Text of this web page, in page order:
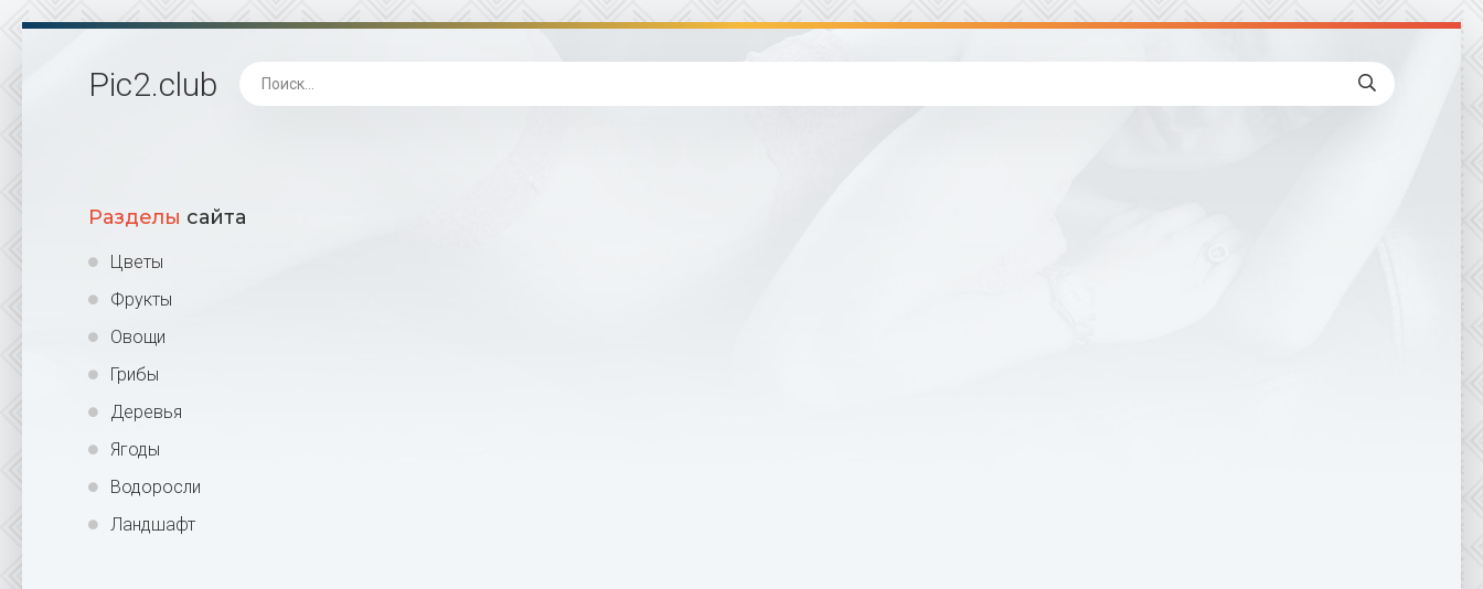
Pic2.club
Разделы сайта
Цветы
Фрукты
Овощи
Грибы
Деревья
Ягоды
Водоросли
Ландшафт